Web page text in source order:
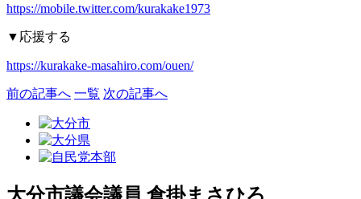
https://mobile.twitter.com/kurakake1973
▼ 応援する
https://kurakake-masahiro.com/ouen/
前の記事へ 一覧 次の記事へ
大分市議会議員 倉掛まさひろ